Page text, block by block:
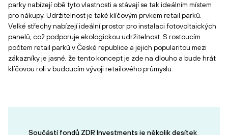
parky nabízejí obě tyto vlastnosti a stávají se tak ideálním místem
pro nákupy. Udržitelnost je také klíčovým prvkem retail parků.
Velké střechy nabízejí ideální prostor pro instalaci fotovoltaických
panelů, což podporuje ekologickou udržitelnost. S rostoucím
počtem retail parků v České republice a jejich popularitou mezi
zákazníky je jasné, že tento koncept je zde na dlouho a bude hrát
klíčovou roli v budoucím vývoji retailového průmyslu.
Součástí fondů ZDR Investments je několik desítek